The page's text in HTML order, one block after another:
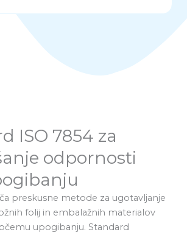
ISO 7854 za
odpornosti
preskusne metode za ugotavljanje
folij in embalažnih materialov
upogibanju. Standard